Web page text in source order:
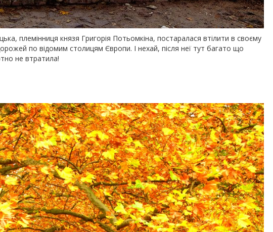
племінниця князя Григорія Потьомкіна, постаралася втілити в своєму
по відомим столицям Європи. І нехай, після неї тут багато що
не втратила!